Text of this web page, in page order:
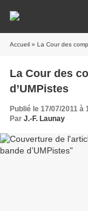
Accueil » La Cour des
La Cour des
d’UMPistes
Publié le 17/07/2011 à
Par J.-F. Launay